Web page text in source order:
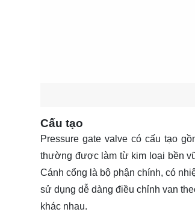
Cấu tạo
Pressure gate valve có cấu tạo
thường được làm từ kim loại bền
Cánh cổng là bộ phận chính, có
sử dụng dễ dàng điều chỉnh van
khác nhau.